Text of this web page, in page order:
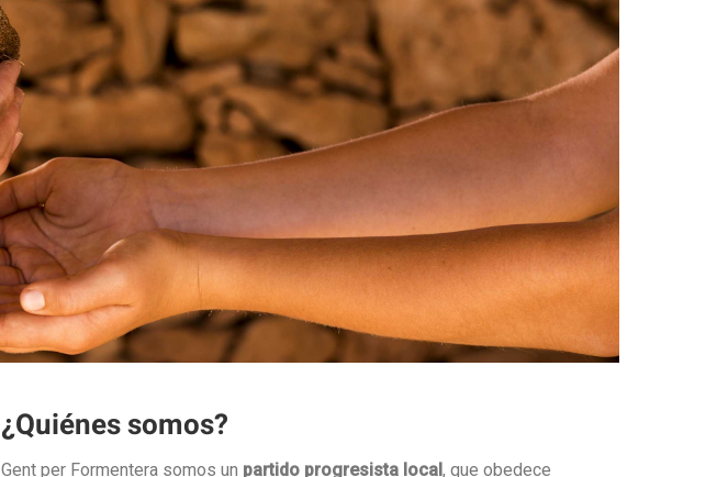
¿Quiénes somos?
Gent per Formentera somos un partido progresista local, que obedece